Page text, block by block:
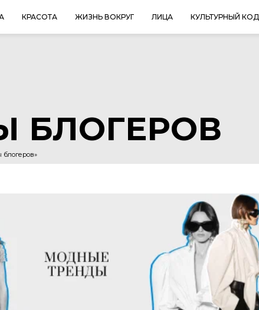
КРАСОТА ЖИЗНЬ ВОКРУГ ЛИЦА КУЛЬТУРНЫЙ КОД
БЛОГЕРОВ
блогеров»